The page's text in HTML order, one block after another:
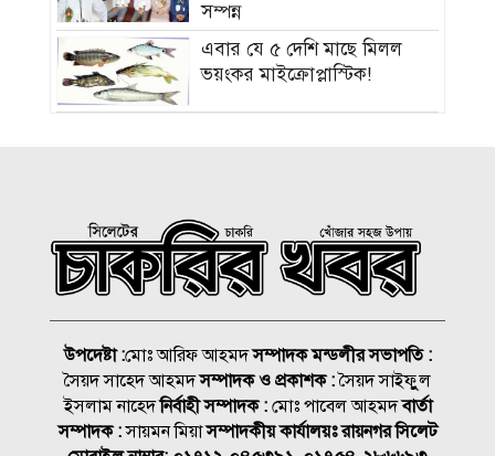
সম্পন্ন
এবার যে ৫ দেশি মাছে মিলল
ভয়ংকর মাইক্রোপ্লাস্টিক!
জাকিরের মৃত্যুদণ্ড
বাংলাদেশ চা বোর্ডে বড় নিয়োগ
রাষ্ট্রপতি নির্বাচন ২০ আগস্ট, ভোট
হবে সংসদে
উপদেষ্টা :মোঃ আরিফ আহমদসম্পাদক মন্ডলীর সভাপতি :
সৈয়দ সাহেদ আহমদসম্পাদক ও প্রকাশক :সৈয়দ সাইফুুল
ইসলাম নাহেদনির্বাহী সম্পাদক :মোঃ পাবেল আহমদবার্তা
সম্পাদক :সায়মন মিয়াসম্পাদকীয় কার্যালয়ঃ রায়নগর সিলেট